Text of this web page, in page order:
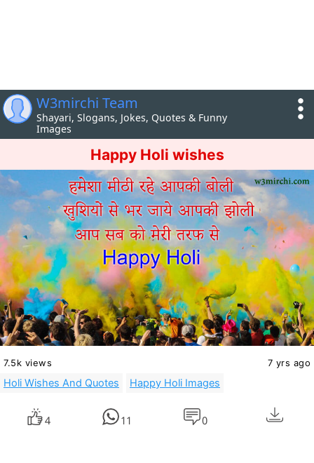
W3mirchi Team
Shayari, Slogans, Jokes, Quotes & Funny
Images
Happy Holi wishes
7.5k views 7 yrs ago
Holi Wishes And Quotes Happy Holi Images
4 11 0